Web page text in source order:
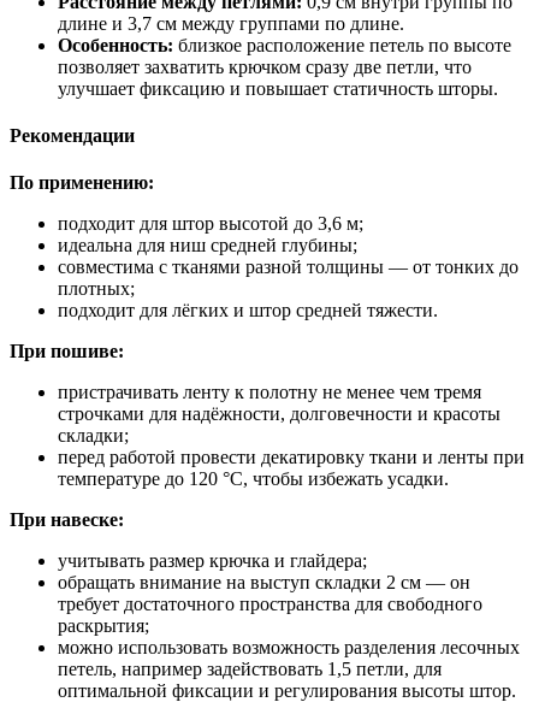
длине и 3,7 см между группами по длине.
Особенность: близкое расположение петель по высоте
позволяет захватить крючком сразу две петли, что
улучшает фиксацию и повышает статичность шторы.
Рекомендации
По применению:
подходит для штор высотой до 3,6 м;
идеальна для ниш средней глубины;
совместима с тканями разной толщины — от тонких до
плотных;
подходит для лёгких и штор средней тяжести.
При пошиве:
пристрачивать ленту к полотну не менее чем тремя
строчками для надёжности, долговечности и красоты
складки;
перед работой провести декатировку ткани и ленты при
температуре до 120 °C, чтобы избежать усадки.
При навеске:
учитывать размер крючка и глайдера;
обращать внимание на выступ складки 2 см — он
требует достаточного пространства для свободного
раскрытия;
можно использовать возможность разделения лесочных
петель, например задействовать 1,5 петли, для
оптимальной фиксации и регулирования высоты штор.